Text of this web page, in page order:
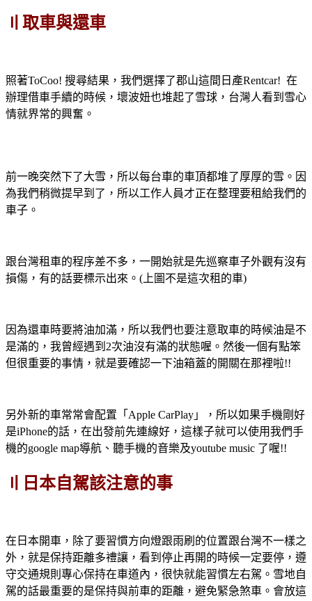
〢取車與還車
照著ToCoo! 搜尋結果，我們選擇了郡山這間日產Rentcar! 在
辦理借車手續的時候，壞波妞也堆起了雪球，台灣人看到雪心
情就界常的興奮。
前一晚突然下了大雪，所以每台車的車頂都堆了厚厚的雪。因
為我們稍微提早到了，所以工作人員才正在整理要租給我們的
車子。
跟台灣租車的程序差不多，一開始就是先巡察車子外觀有沒有
損傷，有的話要標示出來。(上圖不是這次租的車)
因為還車時要將油加滿，所以我們也要注意取車的時候油是不
是滿的，我曾經遇到2次油沒有滿的狀態喔。然後一個有點笨
但很重要的事情，就是要確認一下油箱蓋的開關在那裡啦!!
另外新的車常常會配置「Apple CarPlay」，所以如果手機剛好
是iPhone的話，在出發前先連線好，這樣子就可以使用我們手
機的google map導航、聽手機的音樂及youtube music 了喔!!
〢日本自駕該注意的事
在日本開車，除了要習慣方向燈跟雨刷的位置跟台灣不一樣之
外，就是保持距離多禮讓，看到停止再開的時候一定要停，遵
守交通規則專心保持在車道內，很快就能習慣左右駕。雪地自
駕的話最重要的是保持與前車的距離，避免緊急煞車。會放這